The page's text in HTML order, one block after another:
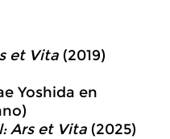
et Vita (2019)
Yoshida en
Ars et Vita (2025)